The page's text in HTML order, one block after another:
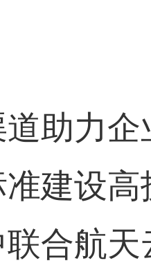
力企
准建设
合航